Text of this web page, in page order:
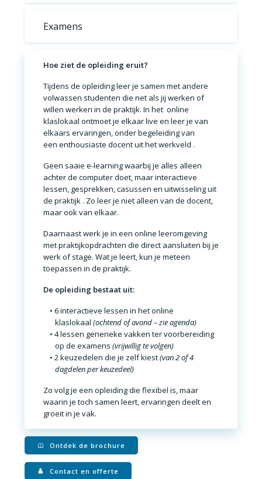
Examens
Hoe ziet de opleiding eruit?
Tijdens de opleiding leer je samen met andere
volwassen studenten die net als jij werken of
willen werken in de praktijk. In het online
klaslokaal ontmoet je elkaar live en leer je van
elkaars ervaringen, onder begeleiding van
een enthousiaste docent uit het werkveld .
Geen saaie e-learning waarbij je alles alleen
achter de computer doet, maarinteractieve
lessen, gesprekken, casussen en uitwisseling uit
de praktijk . Zo leer je niet alleen van de docent,
maar ook van elkaar.
Daarnaast werk je in een online leeromgeving
met praktijkopdrachten die direct aansluiten bij je
werk of stage. Wat je leert, kun je meteen
toepassen in de praktijk.
De opleiding bestaat uit:
6 interactieve lessen in het online
klaslokaal (ochtend of avond – zie agenda)
4 lessen generieke vakken ter voorbereiding
op de examens (vrijwillig te volgen)
2 keuzedelen die je zelf kiest(van 2 of 4
dagdelen per keuzedeel)
Zo volg je een opleiding die flexibel is, maar
waarin je toch samen leert, ervaringen deelt en
groeit in je vak.
Ontdek de brochure
Contact en offerte